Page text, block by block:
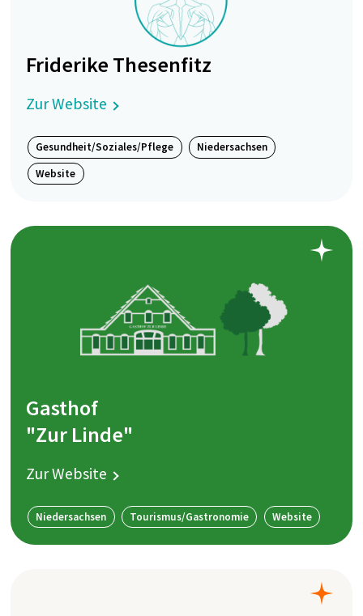
Friderike Thesenfitz
Zur Website
Gesundheit/Soziales/Pflege
Niedersachsen
Website
Gasthof
"Zur Linde"
Zur Website
Niedersachsen Tourismus/Gastronomie Website